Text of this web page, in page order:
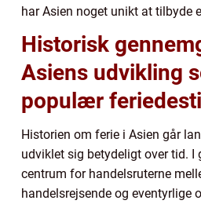
har Asien noget unikt at tilbyde
Historisk
Asiens udvikling
populær
Historien om ferie i Asien går
udviklet sig betydeligt over tid. I
centrum for handelsruterne
handelsrejsende og eventyrlige